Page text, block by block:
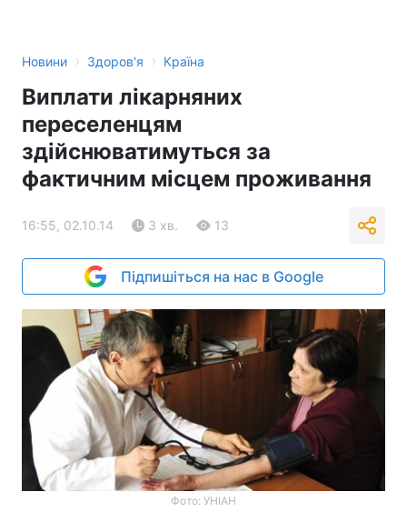
Новини › Здоров'я › Країна
Виплати лікарняних
переселенцям
здійснюватимуться за
фактичним місцем проживання
16:55, 02.10.14 3 хв. 13
Підпишіться на нас в Google
Фото: УНІАН